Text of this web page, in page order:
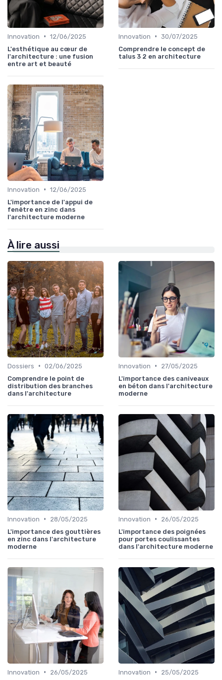
Innovation • 12/06/2025
L'esthétique au cœur de
l'architecture : une fusion
entre art et beauté
Innovation • 30/07/2025
Comprendre le concept de
talus 3 2 en architecture
Innovation • 12/06/2025
L'importance de l'appui de
fenêtre en zinc dans
l'architecture moderne
À lire aussi
Dossiers • 02/06/2025
Comprendre le point de
distribution des branches
dans l'architecture
Innovation •
27/05/2025
L'importance des caniveaux
en béton dans l'architecture
moderne
Innovation •
28/05/2025
L'importance des gouttières
en zinc dans l'architecture
moderne
Innovation •
26/05/2025
L'importance des poignées
pour portes coulissantes
dans l'architecture moderne
Innovation •
26/05/2025
Innovation •
25/05/2025